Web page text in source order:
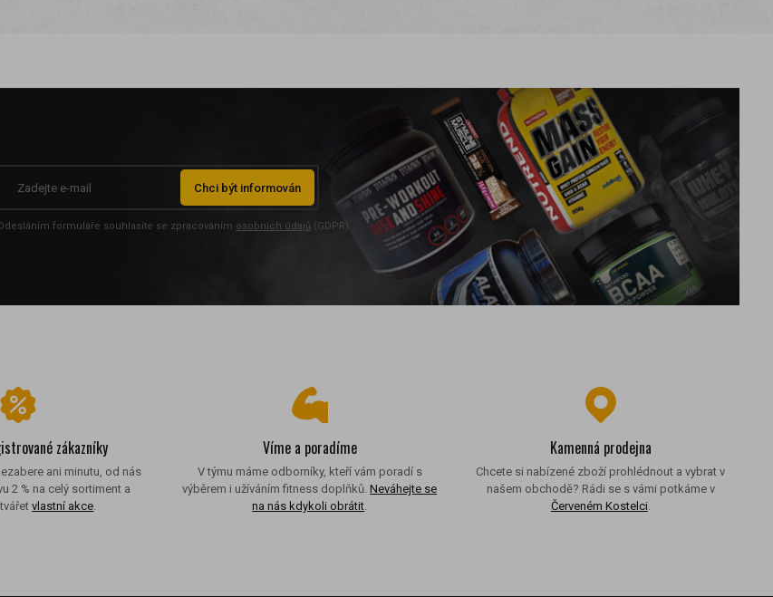
Chci být informován
formuláře souhlasíte se zpracováním osobních údajů (GDPR)
zákazníky
ani minutu, od nás
2 % na celý sortiment a
vlastní akce.
Víme a poradíme
V týmu máme odborníky, kteří vám poradí s
výběrem i užíváním fitness doplňků.Neváhejte se
na nás kdykoli obrátit.
Kamenná prodejna
Chcete si nabízené zboží prohlédnout a vybrat v
našem obchodě? Rádi se s vámi potkáme v
Červeném Kostelci.